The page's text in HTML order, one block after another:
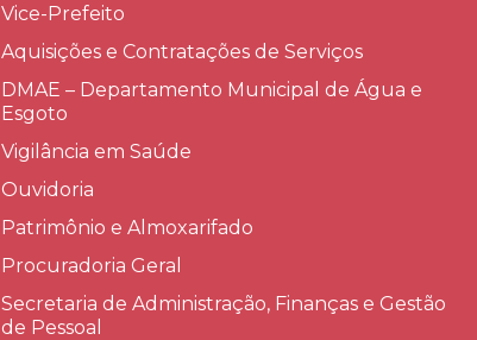
Vice-Prefeito
Aquisições e Contratações de Serviços​
DMAE – Departamento Municipal de Água e
Esgoto
Vigilância em Saúde
Ouvidoria
Patrimônio e Almoxarifado
Procuradoria Geral
Secretaria de Administração, Finanças e Gestão
de Pessoal